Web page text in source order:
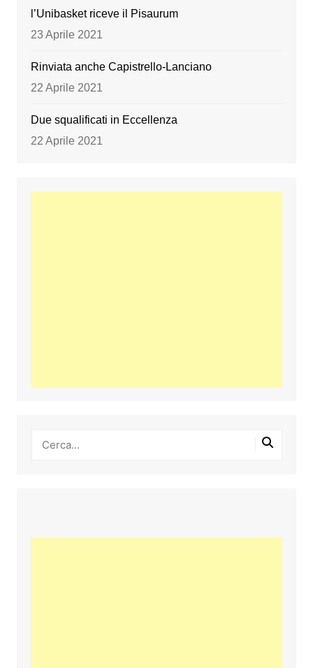
l’Unibasket riceve il Pisaurum
23 Aprile 2021
Rinviata anche Capistrello-Lanciano
22 Aprile 2021
Due squalificati in Eccellenza
22 Aprile 2021